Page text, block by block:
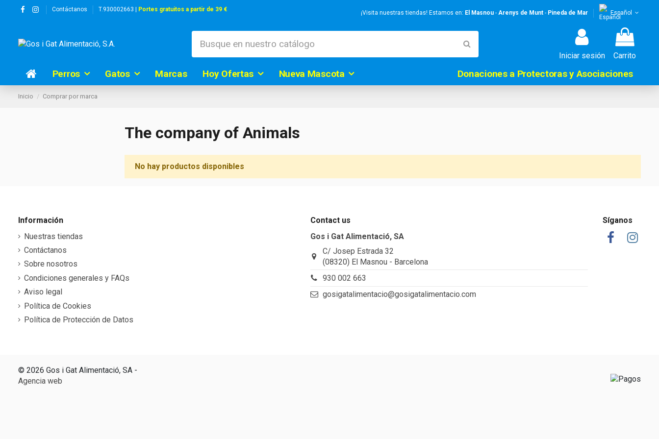
Contáctanos T.930002663 | Portes gratuitos a partir de 39 €
¡Visita nuestras tiendas! Estamos en: El Masnou- Arenys de Munt- Pineda de Mar Español
Iniciar sesión Carrito
Perros Gatos Marcas Hoy Ofertas Nueva Mascota Donaciones a Protectoras y Asociaciones
Inicio Comprar por marca
The company of Animals
No hay productos disponibles
Información
Nuestras tiendas
Contáctanos
Sobre nosotros
Condiciones generales y FAQs
Aviso legal
Política de Cookies
Política de Protección de Datos
Contact us
Gos i Gat Alimentació, SA
C/ Josep Estrada 32
(08320) El Masnou - Barcelona
930 002 663
gosigatalimentacio@gosigatalimentacio.com
Síganos
© 2026 Gos i Gat Alimentació, SA -
Agencia web